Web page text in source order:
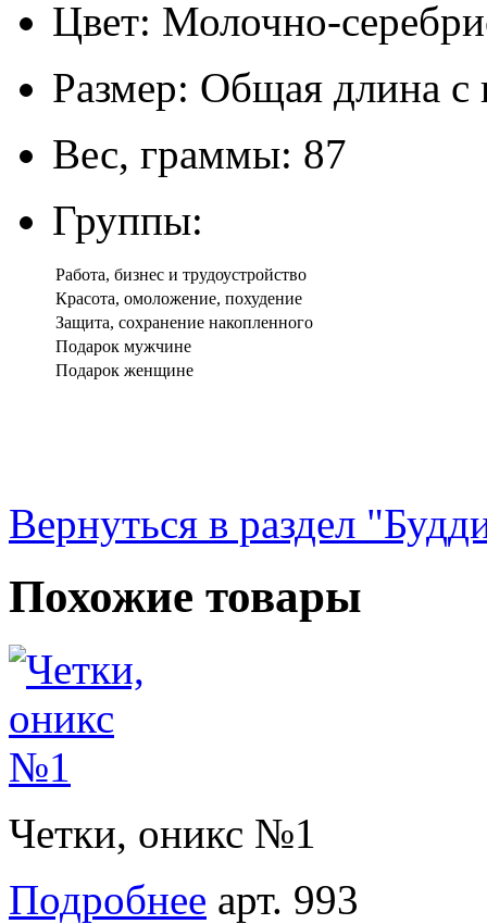
Цвет: Молочно-
Размер: Общая длина с
Вес, граммы: 87
Группы:
Работа, бизнес и трудоустройство
Красота, омоложение, похудение
Защита, сохранение накопленного
Подарок мужчине
Подарок женщине
Вернуться в раздел
Похожие товары
Четки, оникс №1
Подробнее арт. 993